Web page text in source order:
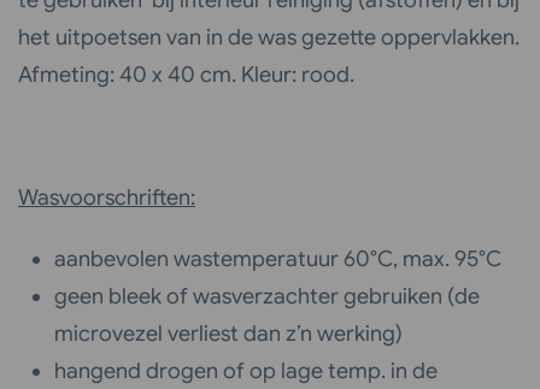
het uitpoetsen van in de was gezette oppervlakken.
Afmeting: 40 x 40 cm. Kleur: rood.
Wasvoorschriften:
aanbevolen wastemperatuur 60°C, max. 95°C
geen bleek of wasverzachter gebruiken (de
microvezel verliest dan z’n werking)
hangend drogen of op lage temp. in de